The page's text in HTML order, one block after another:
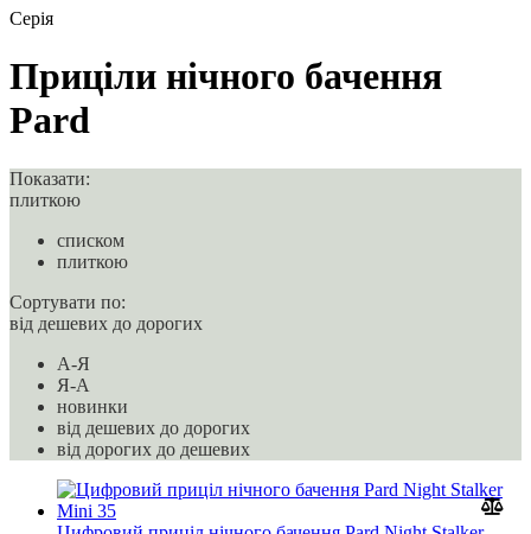
Серія
Приціли нічного бачення
Pard
Показати:
плиткою
списком
плиткою
Сортувати по:
від дешевих до дорогих
A-Я
Я-A
новинки
від дешевих до дорогих
від дорогих до дешевих